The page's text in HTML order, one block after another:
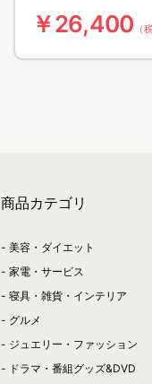
￥26,400 （
商品カテゴリ
美容・ダイエット
家電・サービス
寝具・雑貨・インテリア
グルメ
ジュエリー・ファッション
ドラマ・番組グッズ&DVD